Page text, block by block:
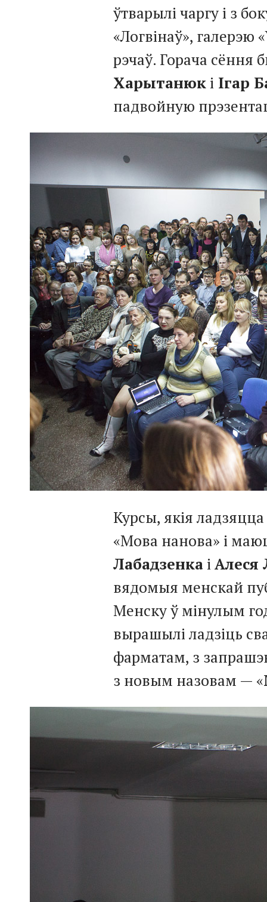
ўтварылі чаргу і з
«Логвінаў», галерэю
рэчаў. Горача сёння
Харытанюк і Ігар
падвойную
Курсы, якія
«Мова нанова» і
Лабадзенка і Алеся
вядомыя менскай
Менску ў мінулым
вырашылі ладзіць
фарматам, з
з новым назовам — «